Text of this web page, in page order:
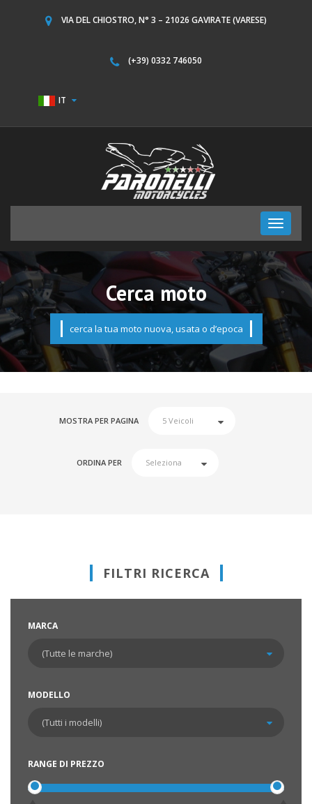
VIA DEL CHIOSTRO, N° 3 – 21026 GAVIRATE (VARESE)
(+39) 0332 746050
IT
Toggle
Cerca moto
cerca la tua moto nuova, usata o d’epoca
MOSTRA PER PAGINA
ORDINA PER
FILTRI RICERCA
MARCA
MODELLO
RANGE DI PREZZO